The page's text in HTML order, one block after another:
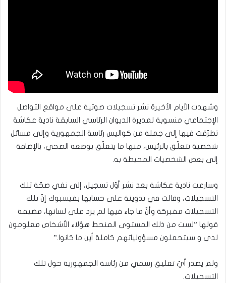
وشهدت الأيام الأخيرة نشر تسجيلات صوتية على مواقع التواصل
الإجتماعي منسوبة لمديرة الديوان الرئاسي السابقة نادية عكاشة
تطرّقت فيها إلى جملة من كواليس رئاسة الجمهورية وإلى مسائل
شخصية تتعلّق بالرئيس، منها ما يتعلّق بوضعه الصحي، بالإضافة
إلى بعض الشخصيات المحيطة به.
وسارعت نادية عكاشة بعد نشر أوّل تسجيل، إلى نفي صحّة تلك
التسجيلات، وقالت في تدوينة على حسابها بفيسبوك إنّ تلك
التسجيلات مفبركة وأنّ ما جاء فيها لم يرد على لسانها، مضيفة
قولها ”لست من ذلك المستوى المنحط هؤلاء الأشخاص معلومون
لدي و سيتحملون مسؤولياتهم كاملة أين ما كانوا.”
ولم يصدر أيّ تعليق رسمي من رئاسة الجمهورية حول تلك
التسجيلات.